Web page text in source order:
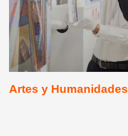
Artes y Humanidades